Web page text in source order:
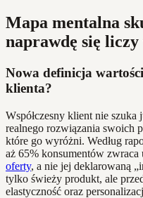
Mapa mentalna
naprawdę się
Nowa definicja
klienta?
Współczesny klient nie
realnego rozwiązania swoich
które go wyróżni. Według
aż 65% konsumentów zwraca
oferty, a nie jej deklarowaną
tylko świeży produkt, ale
elastyczność oraz